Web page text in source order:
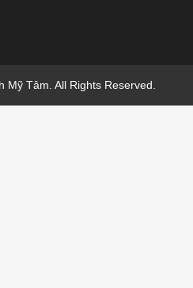
Tâm. All Rights Reserved.